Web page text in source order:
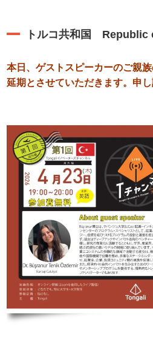
トルコ共和国 Republic
本日、ゲストスピーカーのご親
延期とさせていただきます。申し